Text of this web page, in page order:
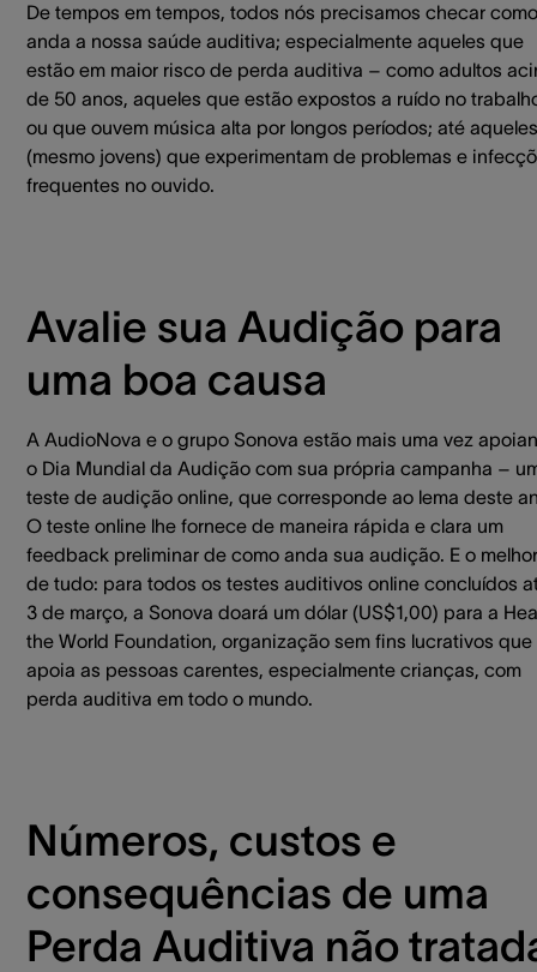
De tempos em tempos, todos nós precisamos checar como
anda a nossa saúde auditiva; especialmente aqueles que
estão em maior risco de perda auditiva – como adultos
de 50 anos, aqueles que estão expostos a ruído no
ou que ouvem música alta por longos períodos; até aqueles
(mesmo jovens) que experimentam de problemas e
frequentes no ouvido.
Avalie sua Audição para
uma boa causa
A AudioNova e o grupo Sonova estão mais uma vez
o Dia Mundial da Audição com sua própria campanha –
teste de audição online, que corresponde ao lema deste
O teste online lhe fornece de maneira rápida e clara um
feedback preliminar de como anda sua audição. E o melhor
de tudo: para todos os testes auditivos online concluídos
3 de março, a Sonova doará um dólar (US$1,00) para a
the World Foundation, organização sem fins lucrativos que
apoia as pessoas carentes, especialmente crianças, com
perda auditiva em todo o mundo.
Números, custos e
consequências de uma
Perda Auditiva não